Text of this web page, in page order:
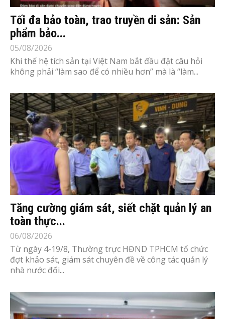
Tối đa bảo toàn, trao truyền di sản: Sản
phẩm bảo...
05/08/2026
Khi thế hệ tích sản tại Việt Nam bắt đầu đặt câu hỏi
không phải “làm sao để có nhiều hơn” mà là “làm...
Tăng cường giám sát, siết chặt quản lý an
toàn thực...
06/08/2026
Từ ngày 4-19/8, Thường trực HĐND TPHCM tổ chức
đợt khảo sát, giám sát chuyên đề về công tác quản lý
nhà nước đối...